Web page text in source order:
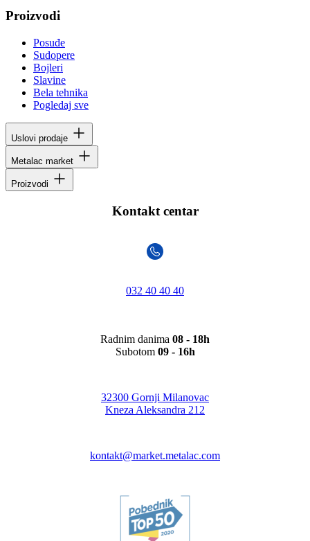
Proizvodi
Posuđe
Sudopere
Bojleri
Slavine
Bela tehnika
Pogledaj sve
Uslovi prodaje
Metalac market
Proizvodi
Kontakt centar
032 40 40 40
Radnim danima 08 - 18h
Subotom 09 - 16h
32300 Gornji Milanovac
Kneza Aleksandra 212
kontakt@market.metalac.com